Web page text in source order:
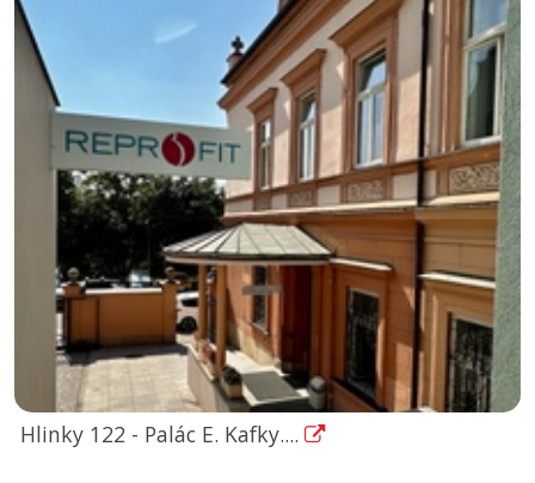
Hlinky 122 - Palác E. Kafky....